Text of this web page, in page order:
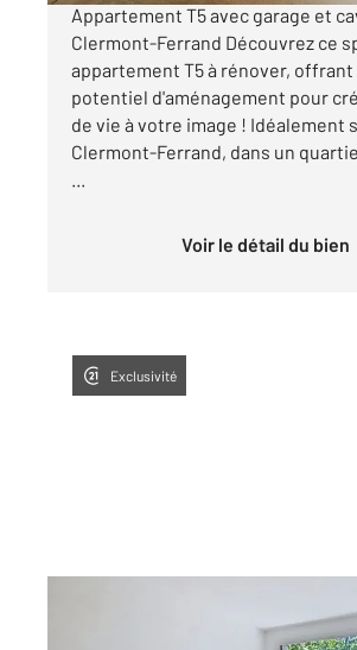
Appartement T5 avec garage et
Clermont-Ferrand Découvrez ce
appartement T5 à rénover, offrant
potentiel d'aménagement pour
de vie à votre image ! Idéalement
Clermont-Ferrand, dans un
Voir le détail du bien
Exclusivité